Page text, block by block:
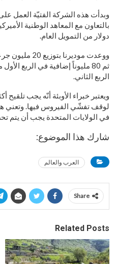
دولار من التمويل العام.
الربع الثاني.
في الولايات المتحدة يجب أن يتم
شارك هذا الموضوع:
العرب والعالم
Share
Related Posts